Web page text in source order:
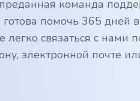
команда
готова помочь 365 дней
легко связаться с нами
электронной почте